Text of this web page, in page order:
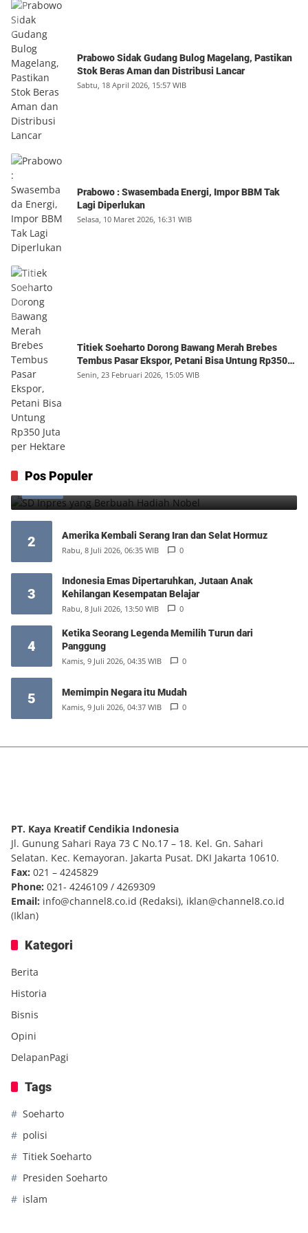
Prabowo Sidak Gudang Bulog Magelang, Pastikan
Stok Beras Aman dan Distribusi Lancar
Sabtu, 18 April 2026, 15:57 WIB
Prabowo : Swasembada Energi, Impor BBM Tak
Lagi Diperlukan
Selasa, 10 Maret 2026, 16:31 WIB
Titiek Soeharto Dorong Bawang Merah Brebes
Tembus Pasar Ekspor, Petani Bisa Untung Rp350
Juta per Hektare
Senin, 23 Februari 2026, 15:05 WIB
Pos Populer
1 SD Inpres yang Berbuah Hadiah Nobel
2 Amerika Kembali Serang Iran dan Selat Hormuz
Rabu, 8 Juli 2026, 06:35 WIB 0
3
Indonesia Emas Dipertaruhkan, Jutaan Anak
Kehilangan Kesempatan Belajar
Rabu, 8 Juli 2026, 13:50 WIB 0
4
Ketika Seorang Legenda Memilih Turun dari
Panggung
Kamis, 9 Juli 2026, 04:35 WIB 0
5 Memimpin Negara itu Mudah
Kamis, 9 Juli 2026, 04:37 WIB 0
PT. Kaya Kreatif Cendikia Indonesia
Jl. Gunung Sahari Raya 73 C No.17 – 18. Kel. Gn. Sahari
Selatan. Kec. Kemayoran. Jakarta Pusat. DKI Jakarta 10610.
Fax: 021 – 4245829
Phone: 021- 4246109 / 4269309
Email: info@channel8.co.id (Redaksi), iklan@channel8.co.id
(Iklan)
Kategori
Berita
Historia
Bisnis
Opini
DelapanPagi
Tags
Soeharto
polisi
Titiek Soeharto
Presiden Soeharto
islam